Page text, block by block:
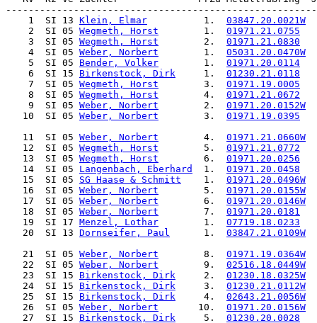
    1  SI 13
Klein, Elmar
          1.
03847.20.0021W
    2  SI 05
Wegmeth, Horst
        1.
01971.21.0755
    3  SI 05
Wegmeth, Horst
        2.
01971.21.0830
    4  SI 05
Weber, Norbert
        1.
05031.20.0470W
    5  SI 05
Bender, Volker
        1.
01971.20.0114
    6  SI 15
Birkenstock, Dirk
     1.
01230.21.0118
    7  SI 05
Wegmeth, Horst
        3.
01971.19.0005
    8  SI 05
Wegmeth, Horst
        4.
01971.21.0672
    9  SI 05
Weber, Norbert
        2.
01971.20.0152W
   10  SI 05
Weber, Norbert
        3.
01971.19.0395
   11  SI 05
Weber, Norbert
        4.
01971.21.0660W
   12  SI 05
Wegmeth, Horst
        5.
01971.21.0772
   13  SI 05
Wegmeth, Horst
        6.
01971.20.0256
   14  SI 05
Langenbach, Eberhard
  1.
01971.20.0458
   15  SI 05
SG Haase & Schmitt
    1.
01971.20.0496W
   16  SI 05
Weber, Norbert
        5.
01971.20.0155W
   17  SI 05
Weber, Norbert
        6.
01971.20.0146W
   18  SI 05
Weber, Norbert
        7.
01971.20.0181
   19  SI 17
Menzel, Lothar
        1.
07719.18.0233
   20  SI 13
Dornseifer, Paul
      1.
03847.21.0109W
   21  SI 05
Weber, Norbert
        8.
01971.19.0364W
   22  SI 05
Weber, Norbert
        9.
02516.18.0449W
   23  SI 15
Birkenstock, Dirk
     2.
01230.18.0325W
   24  SI 15
Birkenstock, Dirk
     3.
01230.21.0112W
   25  SI 15
Birkenstock, Dirk
     4.
02643.21.0056W
   26  SI 05
Weber, Norbert
       10.
01971.20.0156W
   27  SI 15
Birkenstock, Dirk
     5.
01230.20.0028